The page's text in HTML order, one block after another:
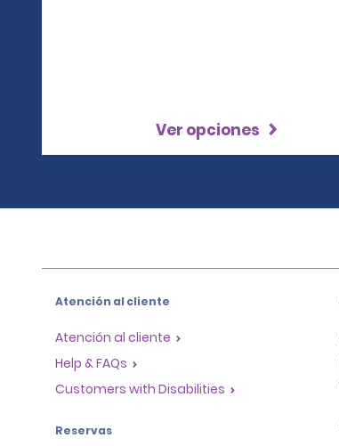
Ver opciones
Atención al cliente
Atención al cliente
Help & FAQs
Customers with Disabilities
Reservas